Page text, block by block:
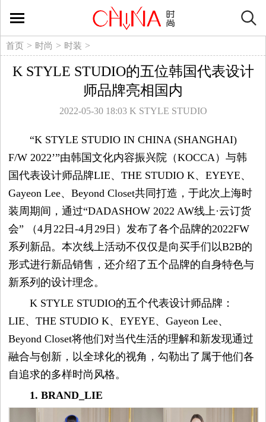
时
尚
式
新
体
平
资
讯
首页 > 时尚 > 时装 >
K STYLE STUDIO的五位韩国代表设计
师品牌亮相国内
2022-05-30 18:03 K STYLE STUDIO
“K STYLE STUDIO IN CHINA (SHANGHAI)
F/W 2022’”由韩国文化内容振兴院（KOCCA）与韩
国代表设计师品牌LIE、THE STUDIO K、EYEYE、
Gayeon Lee、Beyond Closet共同打造，于此次上海时
装周期间，通过“DADASHOW 2022 AW线上·云订货
会” （4月22日-4月29日）发布了各个品牌的2022FW
系列新品。本次线上活动不仅仅是向买手们以B2B的
形式进行新品销售，还介绍了五个品牌的自身特色与
新系列的设计理念。
K STYLE STUDIO的五个代表设计师品牌：
LIE、THE STUDIO K、EYEYE、Gayeon Lee、
Beyond Closet将他们对当代生活的理解和新发现通过
融合与创新，以全球化的视角，勾勒出了属于他们各
自追求的多样时尚风格。
1. BRAND_LIE